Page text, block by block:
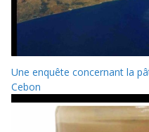
Une enquête concernant la
Cebon